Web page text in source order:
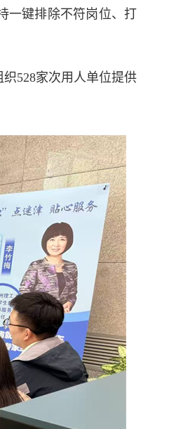
一键排除不符岗位、打
528家次用人单位提供